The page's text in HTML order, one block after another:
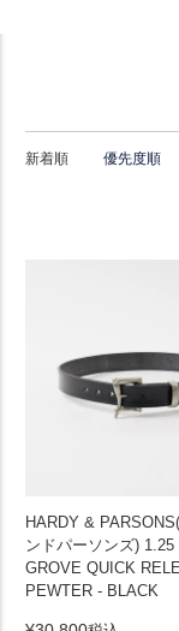
新着順 優先度順
HARDY &
ンドパーソンズ) 1.25
GROVE QUICK
PEWTER - BLACK